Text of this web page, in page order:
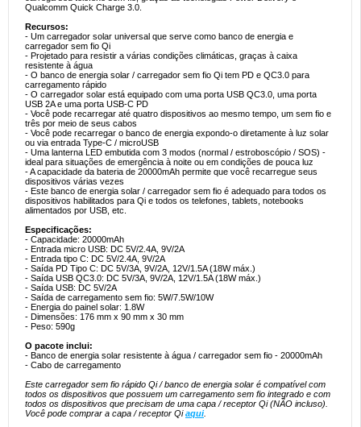
Qualcomm Quick Charge 3.0.
Recursos:
- Um carregador solar universal que serve como banco de energia e
carregador sem fio Qi
- Projetado para resistir a várias condições climáticas, graças à caixa
resistente à água
- O banco de energia solar / carregador sem fio Qi tem PD e QC3.0 para
carregamento rápido
- O carregador solar está equipado com uma porta USB QC3.0, uma porta
USB 2A e uma porta USB-C PD
- Você pode recarregar até quatro dispositivos ao mesmo tempo, um sem fio e
três por meio de seus cabos
- Você pode recarregar o banco de energia expondo-o diretamente à luz solar
ou via entrada Type-C / microUSB
- Uma lanterna LED embutida com 3 modos (normal / estroboscópio / SOS) -
ideal para situações de emergência à noite ou em condições de pouca luz
- A capacidade da bateria de 20000mAh permite que você recarregue seus
dispositivos várias vezes
- Este banco de energia solar / carregador sem fio é adequado para todos os
dispositivos habilitados para Qi e todos os telefones, tablets, notebooks
alimentados por USB, etc.
Especificações:
- Capacidade: 20000mAh
- Entrada micro USB: DC 5V/2.4A, 9V/2A
- Entrada tipo C: DC 5V/2.4A, 9V/2A
- Saída PD Tipo C: DC 5V/3A, 9V/2A, 12V/1.5A (18W máx.)
- Saída USB QC3.0: DC 5V/3A, 9V/2A, 12V/1.5A (18W máx.)
- Saída USB: DC 5V/2A
- Saída de carregamento sem fio: 5W/7.5W/10W
- Energia do painel solar: 1.8W
- Dimensões: 176 mm x 90 mm x 30 mm
- Peso: 590g
O pacote inclui:
- Banco de energia solar resistente à água / carregador sem fio - 20000mAh
- Cabo de carregamento
Este carregador sem fio rápido Qi / banco de energia solar é compatível com
todos os dispositivos que possuem um carregamento sem fio integrado e com
todos os dispositivos que precisam de uma capa / receptor Qi (NÃO incluso).
Você pode comprar a capa / receptor Qiaqui.